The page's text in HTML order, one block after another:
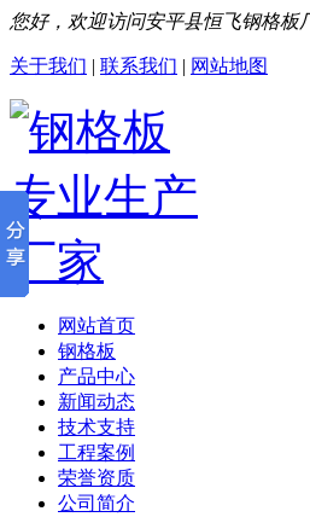
您好，欢迎访问安平县恒飞钢格板
关于我们 | 联系我们 | 网站地图
网站首页
钢格板
产品中心
新闻动态
技术支持
工程案例
荣誉资质
公司简介